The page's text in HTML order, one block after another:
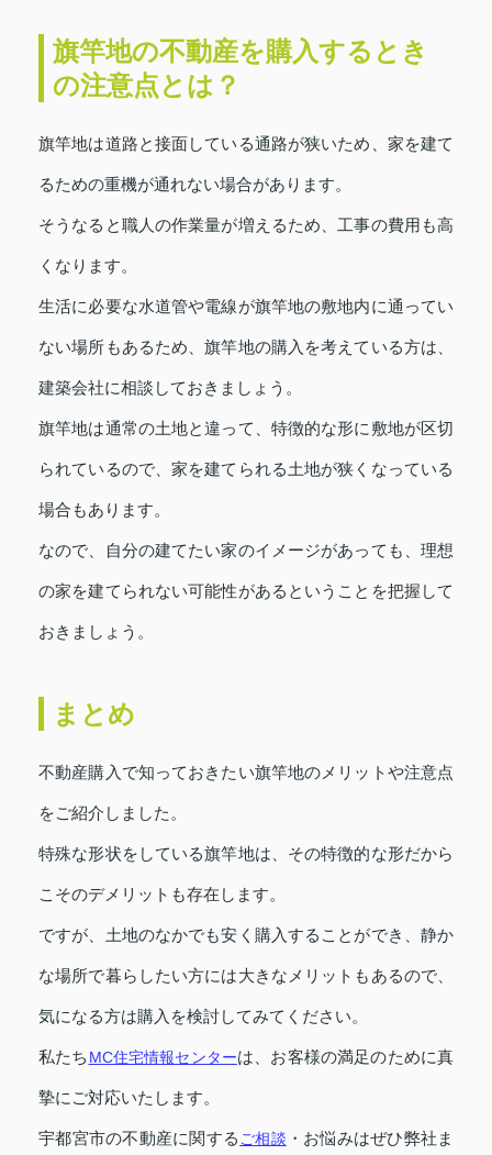
旗竿地の不動産を購入するとき
の注意点とは？
旗竿地は道路と接面している通路が狭いため、家を建て
るための重機が通れない場合があります。
そうなると職人の作業量が増えるため、工事の費用も高
くなります。
生活に必要な水道管や電線が旗竿地の敷地内に通ってい
ない場所もあるため、旗竿地の購入を考えている方は、
建築会社に相談しておきましょう。
旗竿地は通常の土地と違って、特徴的な形に敷地が区切
られているので、家を建てられる土地が狭くなっている
場合もあります。
なので、自分の建てたい家のイメージがあっても、理想
の家を建てられない可能性があるということを把握して
おきましょう。
まとめ
不動産購入で知っておきたい旗竿地のメリットや注意点
をご紹介しました。
特殊な形状をしている旗竿地は、その特徴的な形だから
こそのデメリットも存在します。
ですが、土地のなかでも安く購入することができ、静か
な場所で暮らしたい方には大きなメリットもあるので、
気になる方は購入を検討してみてください。
私たち MC住宅情報センターは、お客様の満足のために真
摯にご対応いたします。
宇都宮市の不動産に関する ご相談 ・お悩みはぜひ弊社ま